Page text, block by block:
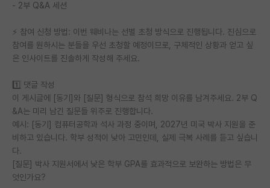
- 2부 Q&A 세션
⚡ 참여 신청 방법: 이번 웨비나는 선별 초청 방식으로 진행됩니다. 진심으로
참여를 원하시는 분들을 우선 초청할 예정이므로, 구체적인 상황과 얻고 싶
은 인사이트를 진솔하게 작성해 주세요.
1️⃣ 댓글 작성
이 게시글에 [동기]와 [질문] 형식으로 참석 희망 이유를 남겨주세요. 2부 Q
&A는 미리 남긴 질문들 위주로 진행합니다.
예시: [동기] 컴퓨터공학과 석사 과정 중이며, 2027년 미국 박사 지원을 준
비하고 있습니다. 학부 성적이 낮아 고민인데, 실제 극복 사례를 듣고 싶습니
다.
[질문] 박사 지원서에서 낮은 학부 GPA를 효과적으로 보완하는 방법은 무
엇인가요?